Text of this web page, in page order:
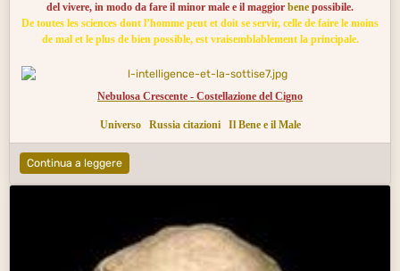
del vivere, in modo da fare il minor male e il maggior bene possibile.
De toutes les sciences dont l’homme peut et doit se servir, celle de faire le moins
de mal et le plus de bien possible, est vraisemblablement la principale.
Nebulosa Crescente - Costellazione del Cigno
Universo Russia citazioni Il Bene e il Male
Continua a leggere